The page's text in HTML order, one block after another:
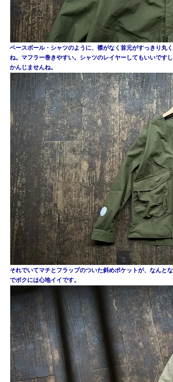
ベースボール・シャツのように、襟がなく首元がすっきり丸
ね。マフラー巻きやすい。シャツのレイヤーしてもいいです
かんじませんね。
それでいてマチとフラップのついた斜めポケットが、なんと
でボクには心地イイです。